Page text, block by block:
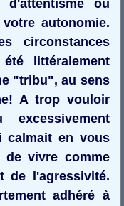
d'attentisme ou
autonomie.
circonstances
littéralement
"tribu", au sens
A trop vouloir
calmait en vous
vivre comme
de l'agressivité.
adhéré à